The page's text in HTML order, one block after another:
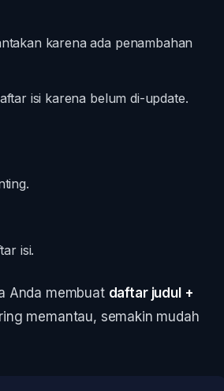
karena ada penambahan
isi karena belum di-update.
isi.
Anda membuat daftar judul +
memantau, semakin mudah